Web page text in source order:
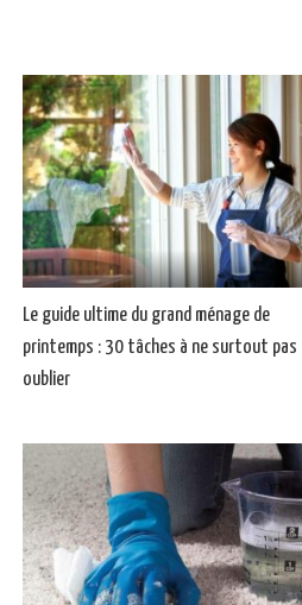
Le guide ultime du grand ménage de
printemps : 30 tâches à ne surtout pas
oublier